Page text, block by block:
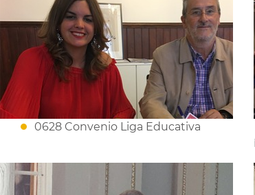
0628 Convenio Liga Educativa